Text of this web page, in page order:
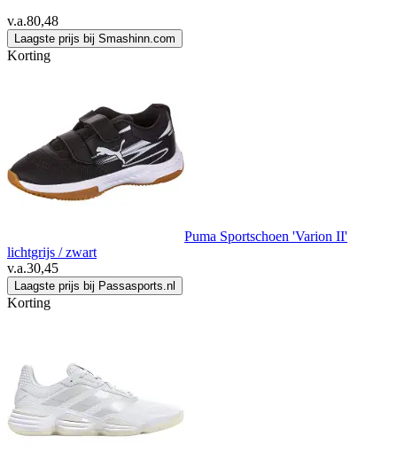
v.a.80,48
Laagste prijs bij Smashinn.com
Korting
Puma Sportschoen 'Varion II'
lichtgrijs / zwart
v.a.30,45
Laagste prijs bij Passasports.nl
Korting